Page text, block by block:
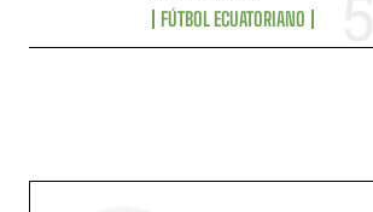
FÚTBOL ECUATORIANO